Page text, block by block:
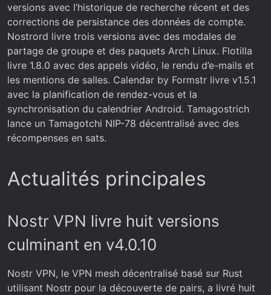
versions avec l’historique de recherche récent et des
corrections de persistance des données de compte.
Nostrord livre trois versions avec des modales de
partage de groupe et des paquets Arch Linux. Flotilla
livre 1.8.0 avec des appels vidéo, le rendu d’e-mails et
les mentions de salles. Calendar by Formstr livre v1.5.1
avec la planification de rendez-vous et la
synchronisation du calendrier Android. Tamagostrich
lance un Tamagotchi NIP-78 décentralisé avec des
récompenses en sats.
Actualités principales
Nostr VPN livre huit versions
culminant en v4.0.10
Nostr VPN, le VPN mesh décentralisé basé sur Rust
utilisant Nostr pour la découverte de pairs, a livré huit